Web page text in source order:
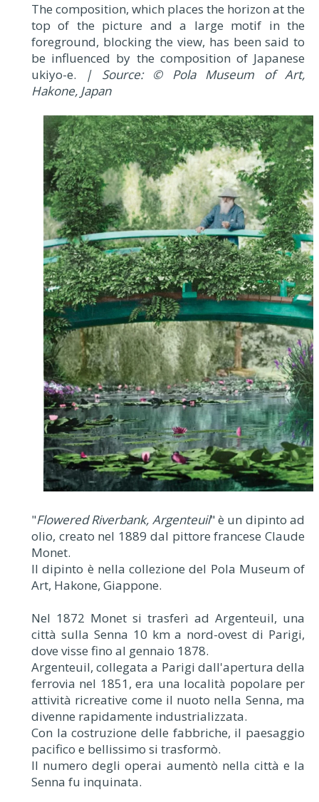
The composition, which places the horizon at the
top of the picture and a large motif in the
foreground, blocking the view, has been said to
be influenced by the composition of Japanese
ukiyo-e.
| Source: © Pola Museum of Art,
Hakone, Japan
"Flowered Riverbank, Argenteuil" è un dipinto ad
olio, creato nel 1889 dal pittore francese Claude
Monet.
Il dipinto è nella collezione del Pola Museum of
Art, Hakone, Giappone.
Nel 1872 Monet si trasferì ad Argenteuil, una
città sulla Senna 10 km a nord-ovest di Parigi,
dove visse fino al gennaio 1878.
Argenteuil, collegata a Parigi dall'apertura della
ferrovia nel 1851, era una località popolare per
attività ricreative come il nuoto nella Senna, ma
divenne rapidamente industrializzata.
Con la costruzione delle fabbriche, il paesaggio
pacifico e bellissimo si trasformò.
Il numero degli operai aumentò nella città e la
Senna fu inquinata.